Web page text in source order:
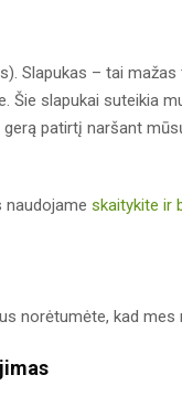
Slapukas – tai
Šie slapukai suteikia
patirtį naršant
naudojame skaitykite ir
norėtumėte, kad mes